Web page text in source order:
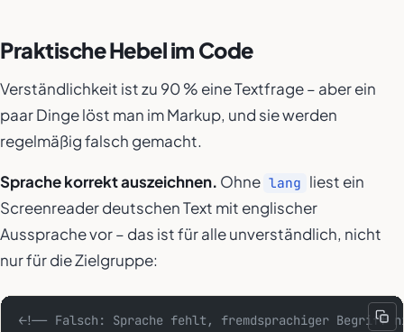
Praktische Hebel im Code
Verständlichkeit ist zu 90 % eine Textfrage – aber ein
paar Dinge löst man im Markup, und sie werden
regelmäßig falsch gemacht.
Sprache korrekt auszeichnen. Ohne lang liest ein
Screenreader deutschen Text mit englischer
Aussprache vor – das ist für alle unverständlich, nicht
nur für die Zielgruppe:
<!-- Falsch: Sprache fehlt, fremdsprachiger Begriff